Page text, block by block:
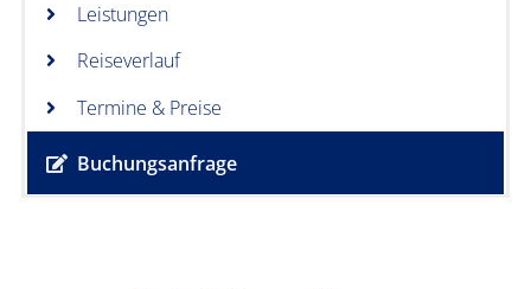
Leistungen
Reiseverlauf
Termine & Preise
Buchungsanfrage